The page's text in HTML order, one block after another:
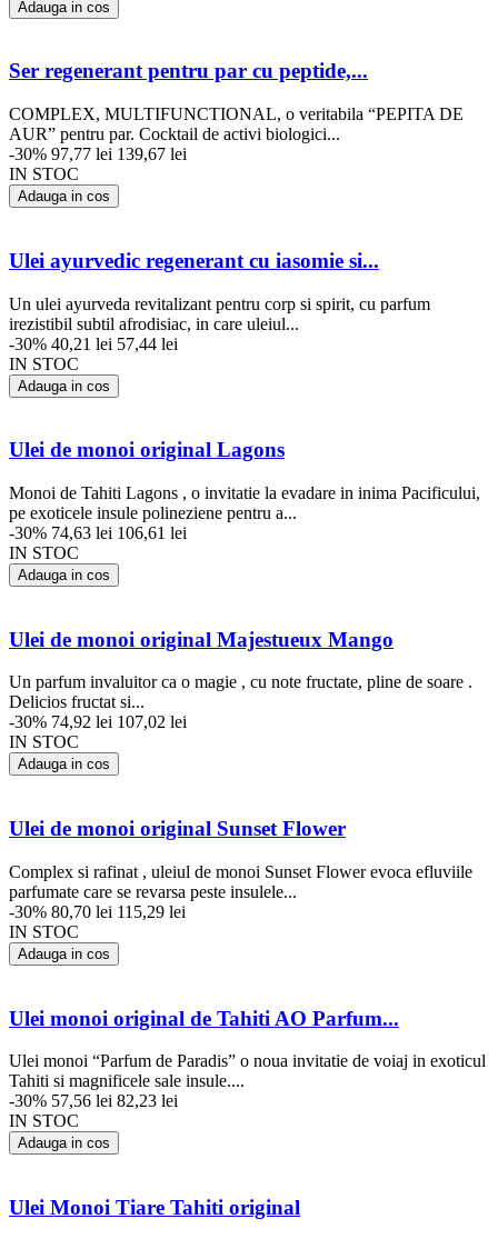
Adauga in cos
Ser regenerant pentru par cu peptide,...
COMPLEX, MULTIFUNCTIONAL, o veritabila “PEPITA DE
AUR” pentru par. Cocktail de activi biologici...
-30% 97,77 lei 139,67 lei
IN STOC
Adauga in cos
Ulei ayurvedic regenerant cu iasomie si...
Un ulei ayurveda revitalizant pentru corp si spirit, cu parfum
irezistibil subtil afrodisiac, in care uleiul...
-30% 40,21 lei 57,44 lei
IN STOC
Adauga in cos
Ulei de monoi original Lagons
Monoi de Tahiti Lagons , o invitatie la evadare in inima Pacificului,
pe exoticele insule polineziene pentru a...
-30% 74,63 lei 106,61 lei
IN STOC
Adauga in cos
Ulei de monoi original Majestueux Mango
Un parfum invaluitor ca o magie , cu note fructate, pline de soare .
Delicios fructat si...
-30% 74,92 lei 107,02 lei
IN STOC
Adauga in cos
Ulei de monoi original Sunset Flower
Complex si rafinat , uleiul de monoi Sunset Flower evoca efluviile
parfumate care se revarsa peste insulele...
-30% 80,70 lei 115,29 lei
IN STOC
Adauga in cos
Ulei monoi original de Tahiti AO Parfum...
Ulei monoi “Parfum de Paradis” o noua invitatie de voiaj in exoticul
Tahiti si magnificele sale insule....
-30% 57,56 lei 82,23 lei
IN STOC
Adauga in cos
Ulei Monoi Tiare Tahiti original